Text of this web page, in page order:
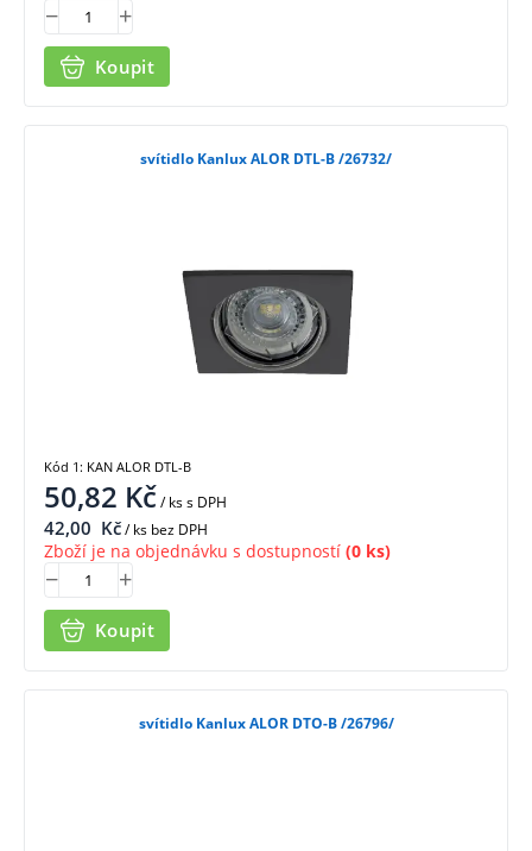
Koupit
svítidlo Kanlux ALOR DTL-B /26732/
50,82 Kč/ kss DPH
42,00 Kč/ ks bez DPH
Zboží je na objednávku s dostupností (0 ks)
Koupit
Kód 1: KAN ALOR DTL-B
svítidlo Kanlux ALOR DTO-B /26796/